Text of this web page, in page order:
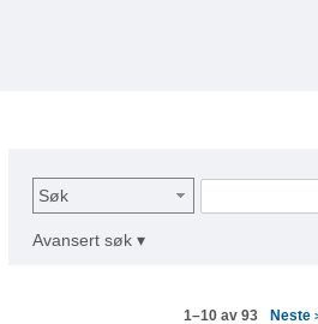
Søk
Avansert søk ▾
1–10 av 93 Neste